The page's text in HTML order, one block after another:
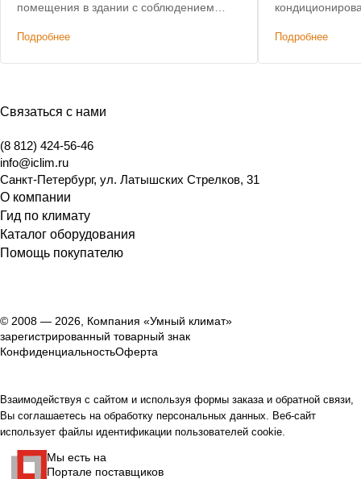
помещения в здании с соблюдением
государственному контролю,
Подробнее Подробнее
Связаться с нами
(8 812) 424-56-46
info@iclim.ru
Санкт-Петербург, ул. Латышских Стрелков, 31
О компании
Гид по климату
Каталог оборудования
Помощь покупателю
© 2008 — 2026, Компания «Умный климат»
зарегистрированный товарный знак
КонфиденциальностьОферта
Взаимодействуя с сайтом и используя формы заказа и обратной связи,
Вы соглашаетесь на обработку персональных данных. Веб-сайт
использует файлы идентификации пользователей cookie.
Мы есть на
Портале поставщиков